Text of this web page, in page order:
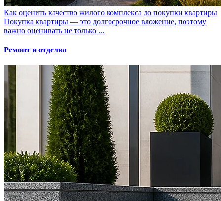
Как оценить качество жилого комплекса до покупки квартиры
Покупка квартиры — это долгосрочное вложение, поэтому
важно оценивать не только ...
Ремонт и отделка